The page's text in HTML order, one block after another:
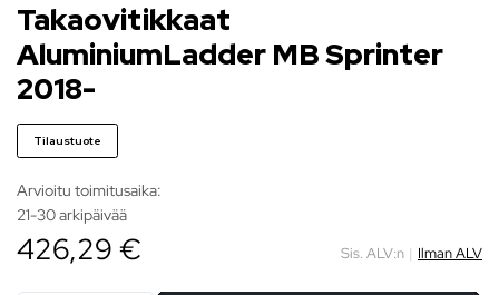
Takaovitikkaat
AluminiumLadder MB Sprinter
2018-
Tilaustuote
Arvioitu toimitusaika:
21-30 arkipäivää
426,29 € Sis. ALV:n | Ilman ALV